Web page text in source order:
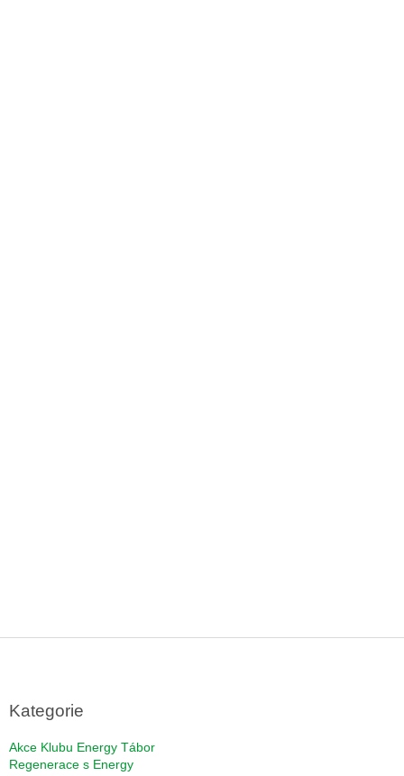
Kategorie
Akce Klubu Energy Tábor
Regenerace s Energy